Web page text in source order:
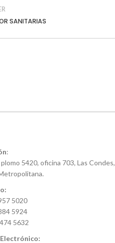
SANITARIAS
:
5420, oficina 703, Las Condes,
5020
5924
5632